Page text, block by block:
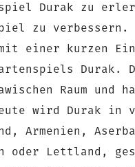
Durak zu
zu verbessern.
mit einer kurzen
Durak.
Raum
wird Durak in
Armenien,
oder Lettland,